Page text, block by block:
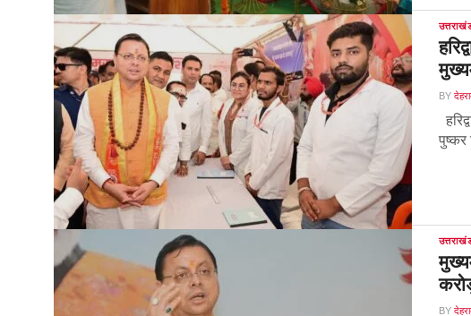
BY
पुष्कर
BY